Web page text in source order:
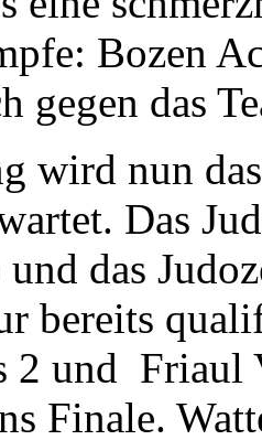
Bozen
gegen das
wird nun
Das
und das
bereits
2 und Friaul
Finale.